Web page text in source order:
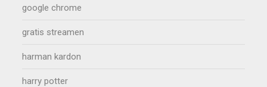
google chrome
gratis streamen
harman kardon
harry potter